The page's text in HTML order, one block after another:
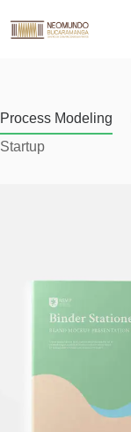
Process Modeling
Startup